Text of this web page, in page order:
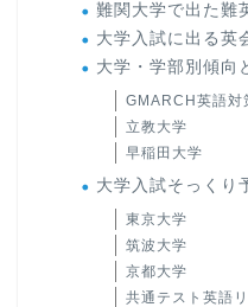
難関大学で出た難
大学入試に出る英
大学・学部別傾向
GMARCH英語対
立教大学
早稲田大学
大学入試そっくり
東京大学
筑波大学
京都大学
共通テスト英語